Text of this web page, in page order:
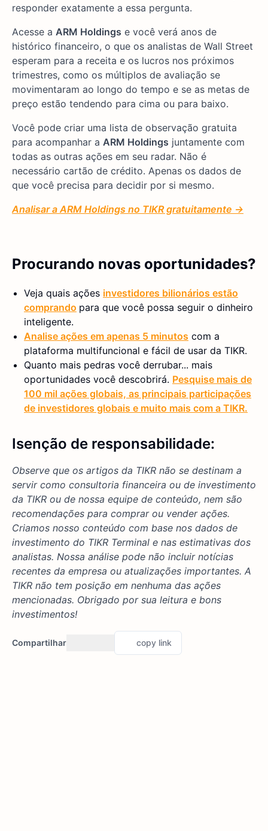
responder exatamente a essa pergunta.
Acesse a ARM Holdings e você verá anos de
histórico financeiro, o que os analistas de Wall Street
esperam para a receita e os lucros nos próximos
trimestres, como os múltiplos de avaliação se
movimentaram ao longo do tempo e se as metas de
preço estão tendendo para cima ou para baixo.
Você pode criar uma lista de observação gratuita
para acompanhar a ARM Holdings juntamente com
todas as outras ações em seu radar. Não é
necessário cartão de crédito. Apenas os dados de
que você precisa para decidir por si mesmo.
Analisar a ARM Holdings no TIKR gratuitamente →
Procurando novas oportunidades?
Veja quais ações investidores bilionários estão
comprando para que você possa seguir o dinheiro
inteligente.
Analise ações em apenas 5 minutos com a
plataforma multifuncional e fácil de usar da TIKR.
Quanto mais pedras você derrubar... mais
oportunidades você descobrirá. Pesquise mais de
100 mil ações globais, as principais participações
de investidores globais e muito mais com a TIKR.
Isenção de responsabilidade:
Observe que os artigos da TIKR não se destinam a
servir como consultoria financeira ou de investimento
da TIKR ou de nossa equipe de conteúdo, nem são
recomendações para comprar ou vender ações.
Criamos nosso conteúdo com base nos dados de
investimento do TIKR Terminal e nas estimativas dos
analistas. Nossa análise pode não incluir notícias
recentes da empresa ou atualizações importantes. A
TIKR não tem posição em nenhuma das ações
mencionadas. Obrigado por sua leitura e bons
investimentos!
Compartilhar copy link